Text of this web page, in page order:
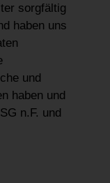
sorgfältig
haben uns
und
haben und
n.F. und